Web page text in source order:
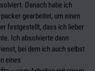
Danach habe ich
gearbeitet, um einen
festgestellt, dass ich lieber
Ich absolvierte dann
bei dem ich auch selbst
eines